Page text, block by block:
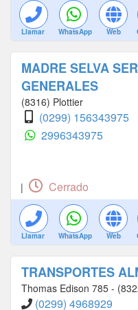
Llamar WhatsApp Web
MADRE SELVA
GENERALES
(8316) Plottier
(0299) 156343975
2996343975
| Cerrado
Llamar WhatsApp Web
TRANSPORTES
Thomas Edison 785 -
(0299) 4968929